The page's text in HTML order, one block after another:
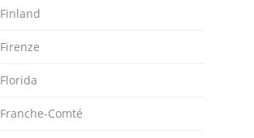
Finland
Firenze
Florida
Franche-Comté